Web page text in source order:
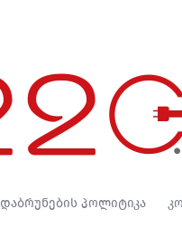
დაბრუნების პოლიტიკა